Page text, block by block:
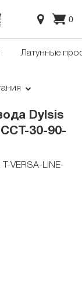
0
Латунные
Dylsis
30-90-